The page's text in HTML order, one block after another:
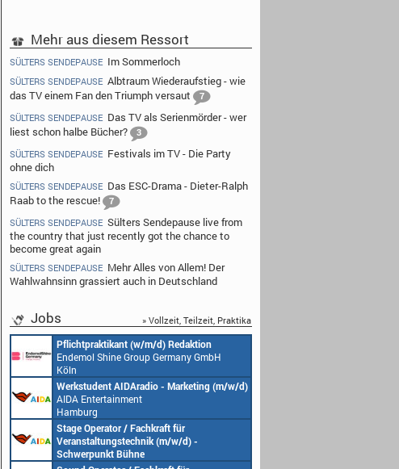
Mehr aus diesem Ressort
SÜLTERS SENDEPAUSE Im Sommerloch
SÜLTERS SENDEPAUSE Albtraum Wiederaufstieg - wie
das TV einem Fan den Triumph versaut
7
SÜLTERS SENDEPAUSE Das TV als Serienmörder - wer
liest schon halbe Bücher?
3
SÜLTERS SENDEPAUSE Festivals im TV - Die Party
ohne dich
SÜLTERS SENDEPAUSE Das ESC-Drama - Dieter-Ralph
Raab to the rescue!
7
SÜLTERS SENDEPAUSE Sülters Sendepause live from
the country that just recently got the chance to
become great again
SÜLTERS SENDEPAUSE Mehr Alles von Allem! Der
Wahlwahnsinn grassiert auch in Deutschland
Jobs » Vollzeit, Teilzeit, Praktika
Redakteur (w/m/d) oder Jungredakteur
(w/m/d)
Endemol Shine Group Germany GmbH
Köln
Senior Video Producer/ 1st TV Operator
(m/w/d)
AIDA Entertainment
an Bord unserer Schiffe
Studentische Aushilfe (w/m/d) – YouTube
Endemol Shine Group Germany GmbH
Köln